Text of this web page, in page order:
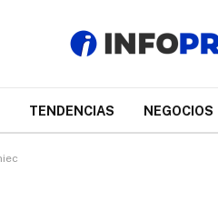
TENDENCIAS NEGOCIOS